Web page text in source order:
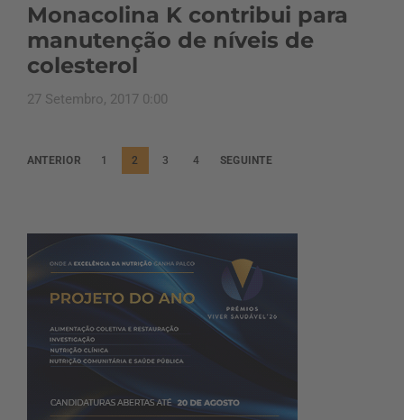
Monacolina K contribui para
manutenção de níveis de
colesterol
27 Setembro, 2017 0:00
P
ANTERIOR 1 2 3 4 SEGUINTE